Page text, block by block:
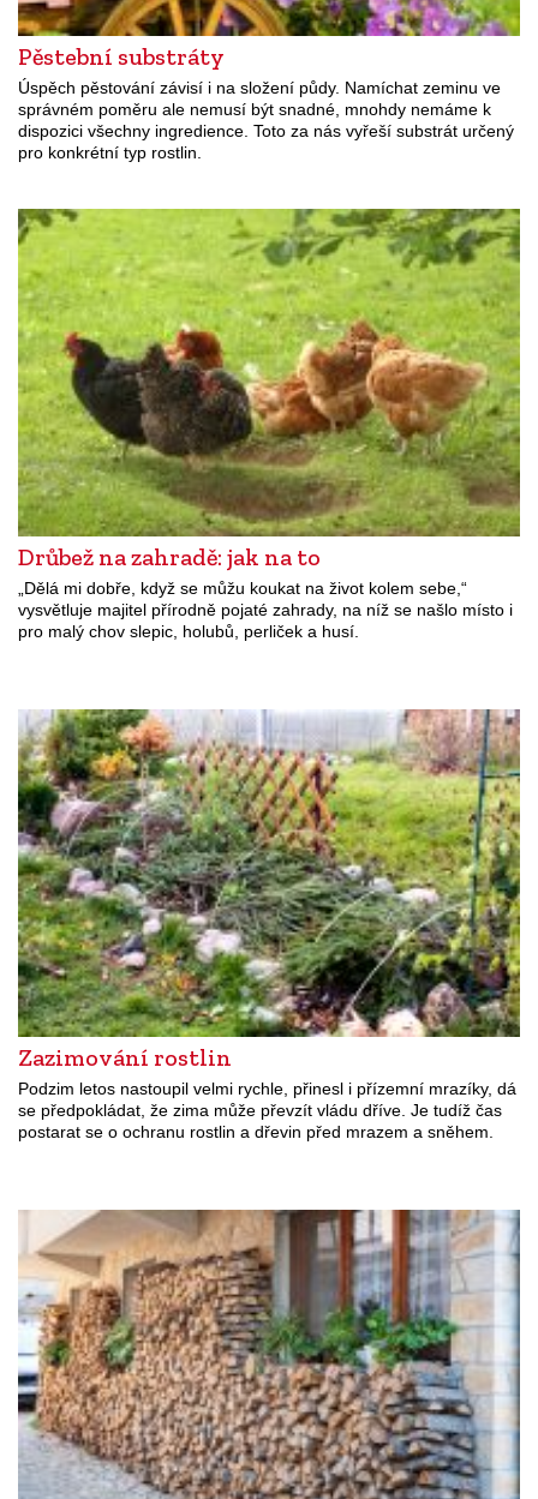
Pěstební substráty
Úspěch pěstování závisí i na složení půdy. Namíchat zeminu ve
správném poměru ale nemusí být snadné, mnohdy nemáme k
dispozici všechny ingredience. Toto za nás vyřeší substrát určený
pro konkrétní typ rostlin.
Drůbež na zahradě: jak na to
„Dělá mi dobře, když se můžu koukat na život kolem sebe,“
vysvětluje majitel přírodně pojaté zahrady, na níž se našlo místo i
pro malý chov slepic, holubů, perliček a husí.
Zazimování rostlin
Podzim letos nastoupil velmi rychle, přinesl i přízemní mrazíky, dá
se předpokládat, že zima může převzít vládu dříve. Je tudíž čas
postarat se o ochranu rostlin a dřevin před mrazem a sněhem.